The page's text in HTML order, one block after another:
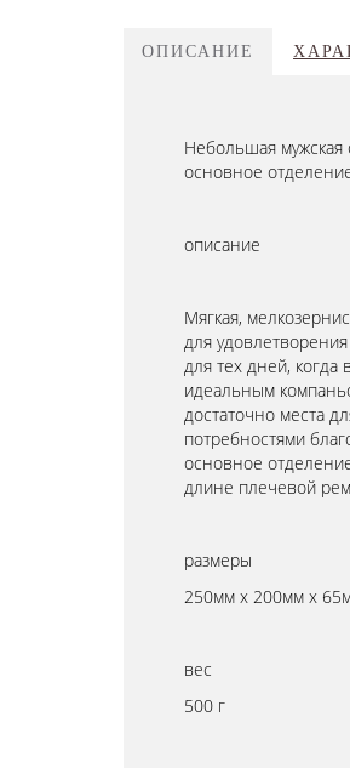
ОПИСАНИЕ
Небольшая мужская
основное
описание
Мягкая,
для
для тех дней,
идеальным
достаточно места
потребностями
основное
длине плечевой
размеры
250мм х 200мм х
вес
500 г